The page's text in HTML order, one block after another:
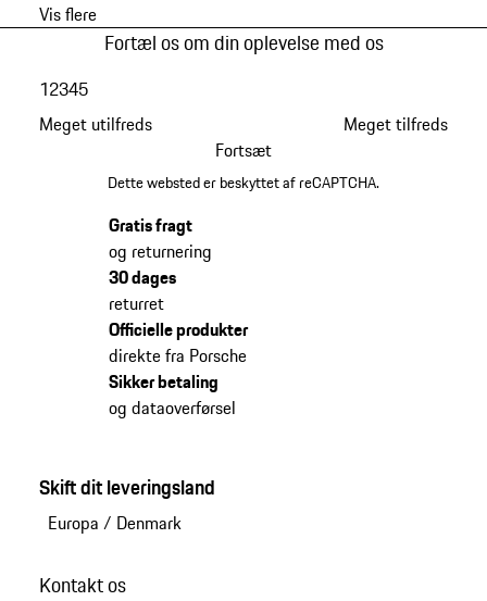
Vis flere
Fortæl os om din oplevelse med os
Meget utilfreds
12345
Meget tilfreds
Fortsæt
Dette websted er beskyttet af reCAPTCHA.
Gratis fragt
og returnering
30 dages
returret
Officielle produkter
direkte fra Porsche
Sikker betaling
og dataoverførsel
Skift dit leveringsland
Europa / Denmark
Kontakt os